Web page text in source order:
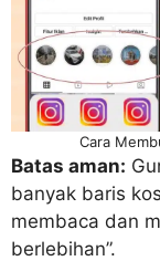
Cara
Batas aman:
banyak baris
membaca dan
berlebihan”.